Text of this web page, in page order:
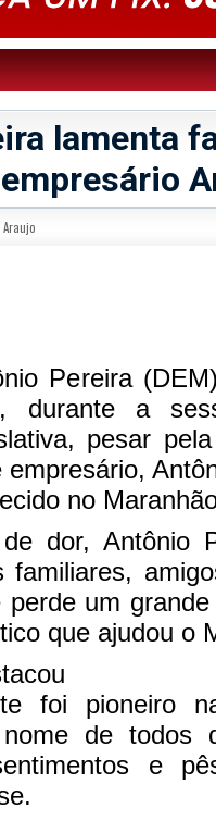
lamenta
Araujo
Pereira
durante a
pesar
no
dor, Antônio
familiares,
perde um
que ajudou o
foi pioneiro
nome de todos
e